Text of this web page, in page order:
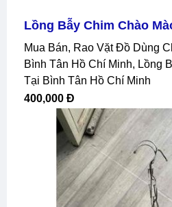
Lồng Bẫy Chim Chào
Mua Bán, Rao Vặt Đồ Dùng Cho Thú Cưng Cũ
Bình Tân Hồ Chí Minh, Lồng
Tại Bình Tân Hồ Chí Minh
400,000 Đ